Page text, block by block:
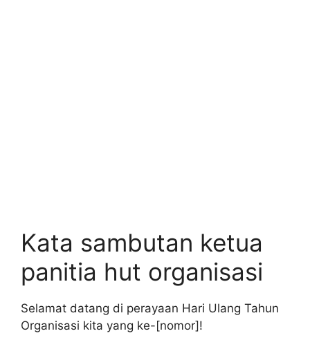
Kata sambutan ketua
panitia hut organisasi
Selamat datang di perayaan Hari Ulang Tahun
Organisasi kita yang ke-[nomor]!